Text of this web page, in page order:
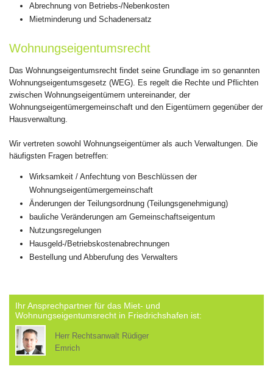
Abrechnung von Betriebs-/Nebenkosten
Mietminderung und Schadenersatz
Wohnungseigentumsrecht
Das Wohnungseigentumsrecht findet seine Grundlage im so genannten
Wohnungseigentumsgesetz (WEG). Es regelt die Rechte und Pflichten
zwischen Wohnungseigentümern untereinander, der
Wohnungseigentümergemeinschaft und den Eigentümern gegenüber der
Hausverwaltung.
Wir vertreten sowohl Wohnungseigentümer als auch Verwaltungen. Die
häufigsten Fragen betreffen:
Wirksamkeit / Anfechtung von Beschlüssen der
Wohnungseigentümergemeinschaft
Änderungen der Teilungsordnung (Teilungsgenehmigung)
bauliche Veränderungen am Gemeinschaftseigentum
Nutzungsregelungen
Hausgeld-/Betriebskostenabrechnungen
Bestellung und Abberufung des Verwalters
Ihr Ansprechpartner für das Miet- und
Wohnungseigentumsrecht in Friedrichshafen ist:
Herr Rechtsanwalt Rüdiger
Emrich